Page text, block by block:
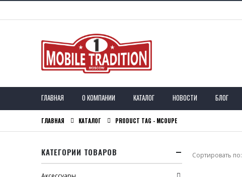
ГЛАВНАЯ О КОМПАНИИ КАТАЛОГ НОВОСТИ БЛОГ
ГЛАВНАЯ КАТАЛОГ PRODUCT TAG - MCOUPE
Сортировать по:
КАТЕГОРИИ ТОВАРОВ